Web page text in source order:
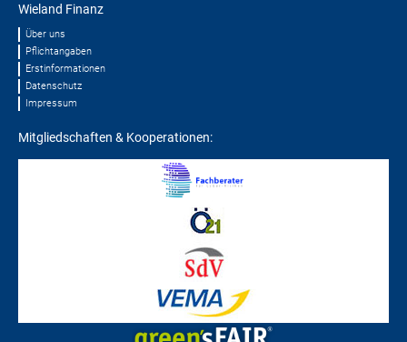
Wieland Finanz
Über uns
Pflichtangaben
Erstinformationen
Datenschutz
Impressum
Mitgliedschaften & Kooperationen: